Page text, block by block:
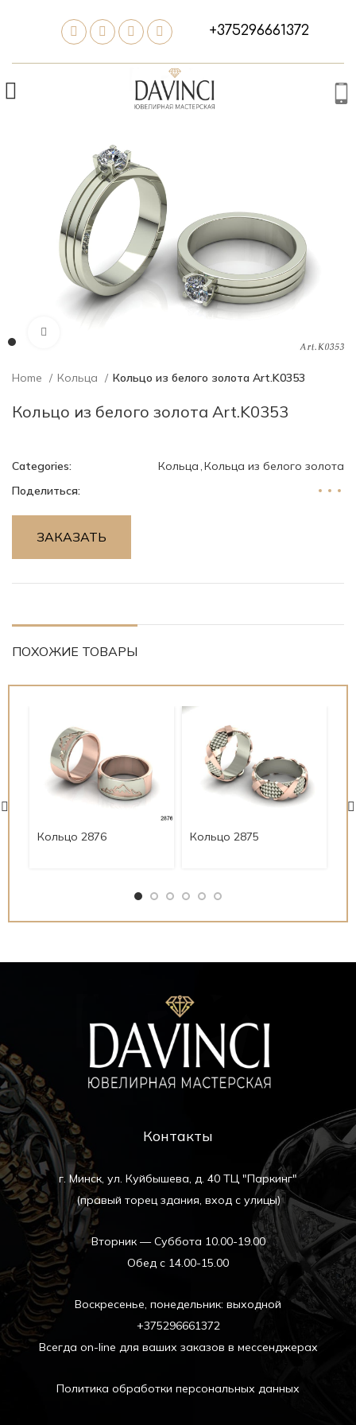
+375296661372
Home Кольца Кольцо из белого золота Art.K0353
Кольцо из белого золота Art.K0353
Categories: Кольца Кольца из белого золота
Поделиться:
ЗАКАЗАТЬ
ПОХОЖИЕ ТОВАРЫ
Кольцо 2876 Кольцо 2875
Контакты
г. Минск, ул. Куйбышева, д. 40 ТЦ "Паркинг"
(правый торец здания, вход с улицы)
Вторник — Суббота 10.00-19.00
Обед с 14.00-15.00
Воскресенье, понедельник: выходной
+375296661372
Всегда on-line для ваших заказов в мессенджерах
Политика обработки персональных данных